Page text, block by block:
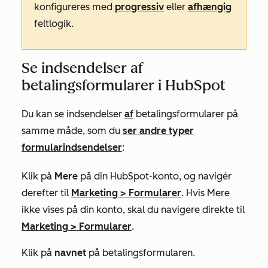
konfigureres med progressiveller afhængig
feltlogik.
Se indsendelser af
betalingsformularer i HubSpot
Du kan se indsendelser af betalingsformularer på
samme måde, som du ser andre typer
formularindsendelser:
Klik på Mere på din HubSpot-konto, og navigér
derefter til Marketing > Formularer. Hvis Mere
ikke vises på din konto, skal du navigere direkte til
Marketing > Formularer.
Klik på navnet på betalingsformularen.